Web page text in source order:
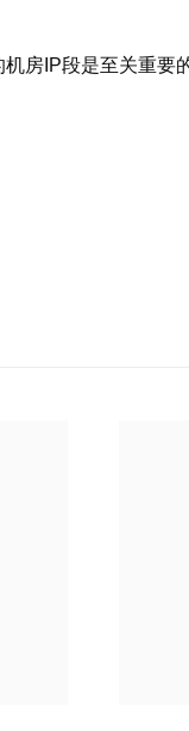
房IP段是至关重要